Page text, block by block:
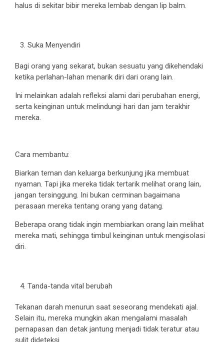
halus di sekitar bibir mereka lembab dengan lip balm.
Suka Menyendiri
Bagi orang yang sekarat, bukan sesuatu yang dikehendaki
ketika perlahan-lahan menarik diri dari orang lain.
Ini melainkan adalah refleksi alami dari perubahan energi,
serta keinginan untuk melindungi hari dan jam terakhir
mereka.
Cara membantu:
Biarkan teman dan keluarga berkunjung jika membuat
nyaman. Tapi jika mereka tidak tertarik melihat orang lain,
jangan tersinggung. Ini bukan cerminan bagaimana
perasaan mereka tentang orang yang datang.
Beberapa orang tidak ingin membiarkan orang lain melihat
mereka mati, sehingga timbul keinginan untuk mengisolasi
diri.
Tanda-tanda vital berubah
Tekanan darah menurun saat seseorang mendekati ajal.
Selain itu, mereka mungkin akan mengalami masalah
pernapasan dan detak jantung menjadi tidak teratur atau
sulit dideteksi.